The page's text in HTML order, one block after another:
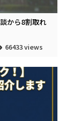
から8割取れ
66433 views